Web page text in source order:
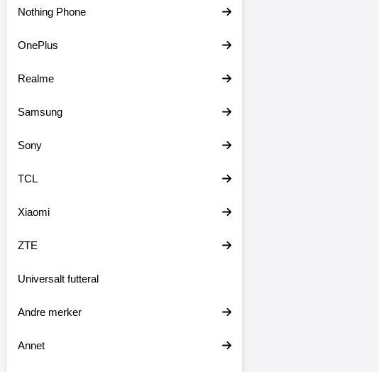
Nothing Phone
OnePlus
Realme
Samsung
Sony
TCL
Xiaomi
ZTE
Universalt futteral
Andre merker
Annet